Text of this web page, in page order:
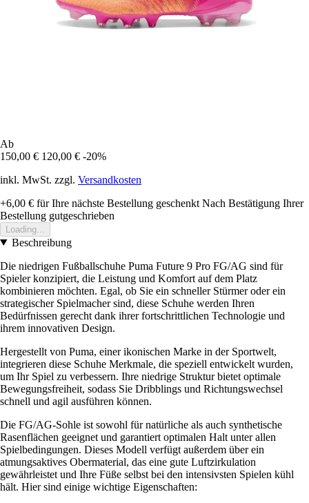
Ab
150,00 € 120,00 € -20%
inkl. MwSt. zzgl. Versandkosten
+6,00 € für Ihre nächste Bestellung geschenkt Nach Bestätigung Ihrer
Bestellung gutgeschrieben
Loading...
Beschreibung
Die niedrigen Fußballschuhe Puma Future 9 Pro FG/AG sind für
Spieler konzipiert, die Leistung und Komfort auf dem Platz
kombinieren möchten. Egal, ob Sie ein schneller Stürmer oder ein
strategischer Spielmacher sind, diese Schuhe werden Ihren
Bedürfnissen gerecht dank ihrer fortschrittlichen Technologie und
ihrem innovativen Design.
Hergestellt von Puma, einer ikonischen Marke in der Sportwelt,
integrieren diese Schuhe Merkmale, die speziell entwickelt wurden,
um Ihr Spiel zu verbessern. Ihre niedrige Struktur bietet optimale
Bewegungsfreiheit, sodass Sie Dribblings und Richtungswechsel
schnell und agil ausführen können.
Die FG/AG-Sohle ist sowohl für natürliche als auch synthetische
Rasenflächen geeignet und garantiert optimalen Halt unter allen
Spielbedingungen. Dieses Modell verfügt außerdem über ein
atmungsaktives Obermaterial, das eine gute Luftzirkulation
gewährleistet und Ihre Füße selbst bei den intensivsten Spielen kühl
hält. Hier sind einige wichtige Eigenschaften: